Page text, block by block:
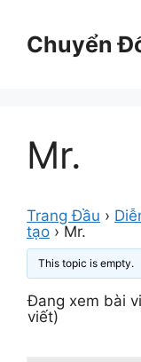
Chuyển
Mr.
Trang Đầu ›
tạo › Mr.
This topic is empty.
Đang xem bài
viết)